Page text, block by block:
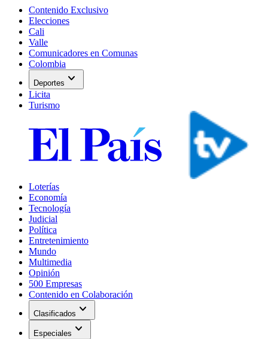
Contenido Exclusivo
Elecciones
Cali
Valle
Comunicadores en Comunas
Colombia
Deportes expand_more
Licita
Turismo
Loterías
Economía
Tecnología
Judicial
Política
Entretenimiento
Mundo
Multimedia
Opinión
500 Empresas
Contenido en Colaboración
Clasificados expand_more
Especiales expand_more